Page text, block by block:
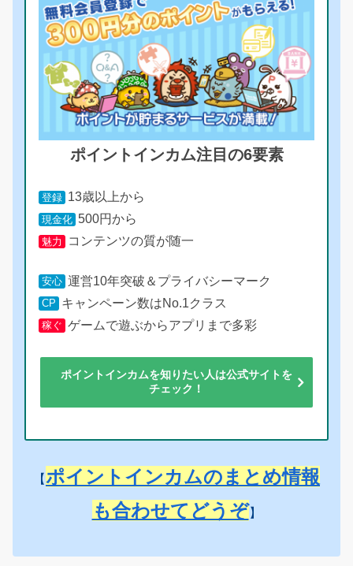
ポイントインカム注目の6要素
登録 13歳以上から
現金化 500円から
魅力 コンテンツの質が随一
安心 運営10年突破＆プライバシーマーク
CP キャンペーン数はNo.1クラス
稼ぐ ゲームで遊ぶからアプリまで多彩
ポイントインカムを知りたい人は公式サイトを
チェック！
【ポイントインカムのまとめ情報
も合わせてどうぞ 】